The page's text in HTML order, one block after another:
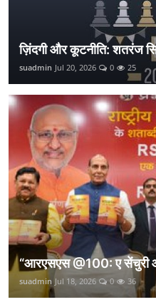
ज़िंदगी और कूटनीति: शतरंज
suadmin Jul 20, 2026 0 25
“आरएसएस @100: ए सेंचुरी
suadmin Jul 18, 2026 0 36